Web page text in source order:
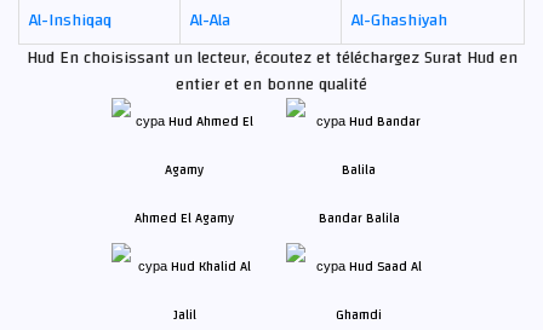
Al-Inshiqaq
Al-Ala
Al-Ghashiyah
Hud En choisissant un lecteur, écoutez et téléchargez Surat Hud en
entier et en bonne qualité
Ahmed El Agamy Bandar Balila